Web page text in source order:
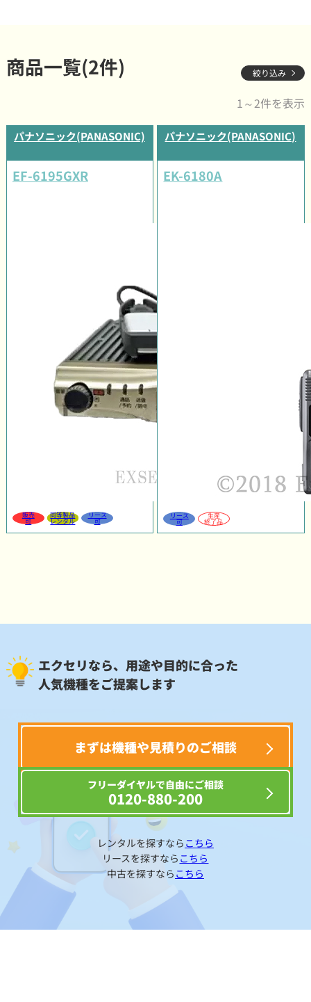
商品一覧(2件) 絞り込み
1～2件を表示
パナソニック(PANASONIC)
EF-6195GXR
販売
可
同等製品
レンタル
リース
可
パナソニック(PANASONIC)
EK-6180A
リース
可
生産
終了品
エクセリなら、用途や目的に合った
人気機種をご提案します
まずは機種や見積りのご相談
フリーダイヤルで自由にご相談
0120-880-200
レンタルを探すなら こちら
リースを探すなら こちら
中古を探すなら こちら